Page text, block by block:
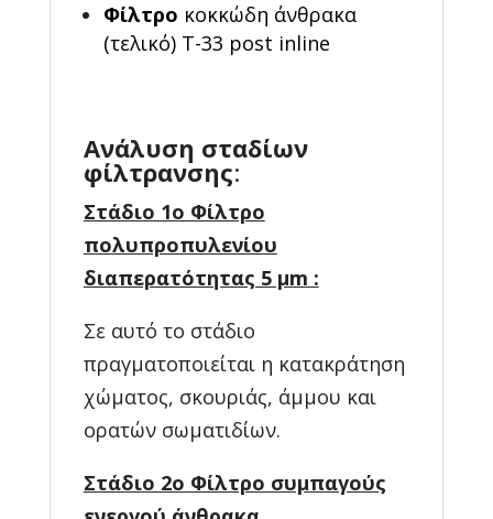
Φίλτρο κοκκώδη άνθρακα
(τελικό) Τ-33 post inline
Ανάλυση σταδίων
φίλτρανσης:
Στάδιο 1o Φίλτρο
πολυπροπυλενίου
διαπερατότητας 5 μm :
Σε αυτό το στάδιο
πραγματοποιείται η κατακράτηση
χώματος, σκουριάς, άμμου και
ορατών σωματιδίων.
Στάδιο 2o Φίλτρο συμπαγούς